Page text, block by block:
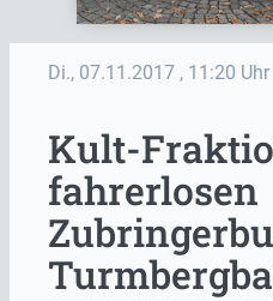
Di., 07.11.2017 , 11:20 Uhr
Kult-
fahrerlosen